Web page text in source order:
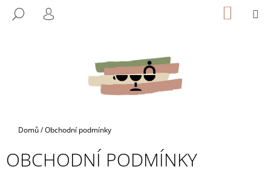
HLEDAT
PŘIHLÁŠENÍ KOŠÍK
Domů/Obchodní podmínky
OBCHODNÍ PODMÍNKY
T
E